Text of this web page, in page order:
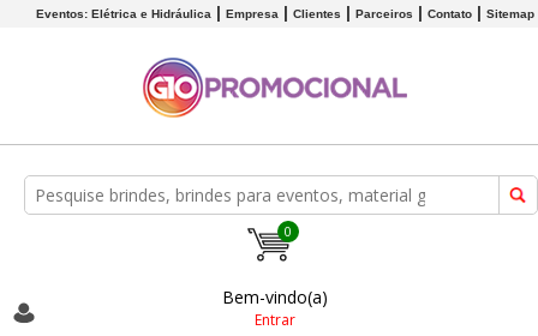
Eventos: Elétrica e Hidráulica Empresa Clientes Parceiros Contato Sitemap
0
Bem-vindo(a)
Entrar